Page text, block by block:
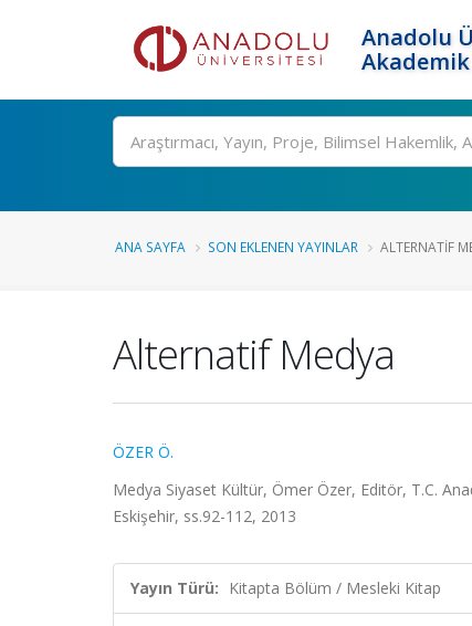
Anadolu
Ara
ANA SAYFA SON EKLENEN YAYINLAR ALTERNATIF
Alternatif Medya
ÖZER Ö.
Medya Siyaset Kültür, Ömer Özer, Editör, T.C.
Eskişehir, ss.92-112, 2013
Yayın Türü: Kitapta Bölüm / Mesleki Kitap